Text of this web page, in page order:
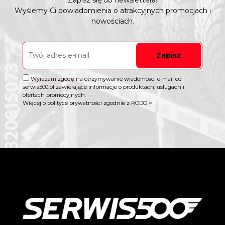
Wyślemy Ci powiadomienia o atrakcyjnych promocjach i
nowościach.
Zapisz
Wyrażam zgodę na otrzymywanie wiadomości e-mail od
serwis500.pl zawierające informacje o produktach, usługach i
ofertach promocyjnych.
Więcej o polityce prywatności zgodnie z RODO >